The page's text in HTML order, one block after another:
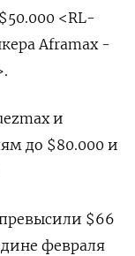
<RL-
Aframax -
и
до $80.000 и
$66
февраля